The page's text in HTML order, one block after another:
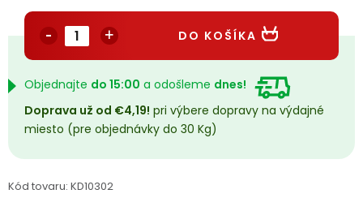
Přihlášení Registrace +
DO KOŠÍKA
Objednajte do 15:00 a odošleme dnes!
Doprava už od €4,19! pri výbere dopravy na výdajné
miesto (pre objednávky do 30 Kg)
Kód tovaru: KD10302